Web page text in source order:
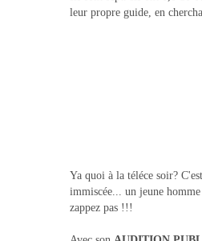
leur propre guide, en
Ya quoi à la téléce soir?
immiscée... un jeune
zappez pas !!!